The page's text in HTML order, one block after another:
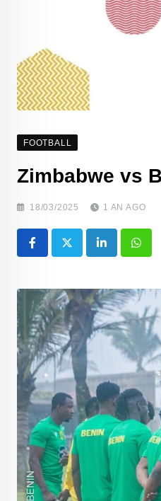
FOOTBALL
Zimbabwe vs
18/03/2025 1 AN AGO
LinkedIn